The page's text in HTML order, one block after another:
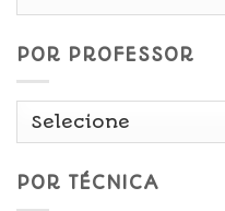
POR PROFESSOR
POR TÉCNICA